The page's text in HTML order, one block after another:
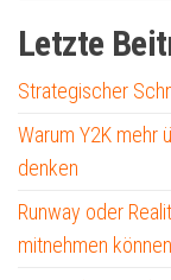
Letzte
Strategischer
Warum Y2K mehr
denken
Runway oder
mitnehmen können